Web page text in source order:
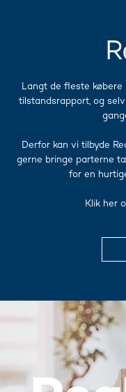
Langt de fleste
tilstandsrapport, og
​Derfor kan vi tilbyde
gerne bringe parterne
for en
​Klik her